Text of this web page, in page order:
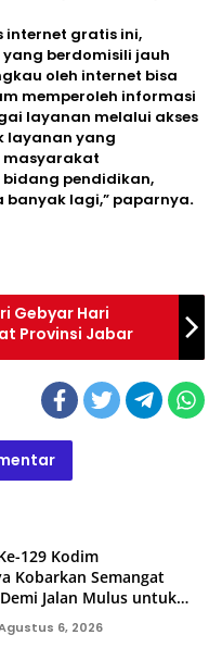
internet gratis ini,
berdomisili jauh
oleh internet bisa
memperoleh informasi
layanan melalui akses
layanan yang
masyarakat
pendidikan,
banyak lagi,” paparnya.
Gebyar Hari
Provinsi Jabar
129 Kodim
Kobarkan Semangat
Jalan Mulus untuk
6, 2026